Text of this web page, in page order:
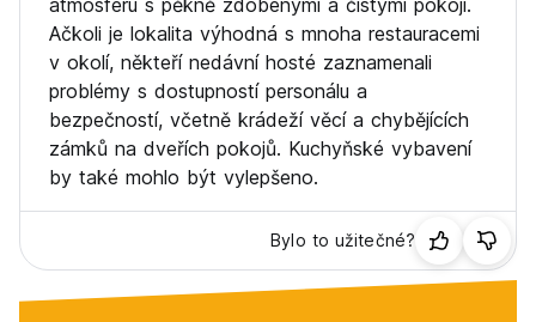
atmosféru s pěkně zdobenými a čistými pokoji.
Ačkoli je lokalita výhodná s mnoha restauracemi
v okolí, někteří nedávní hosté zaznamenali
problémy s dostupností personálu a
bezpečností, včetně krádeží věcí a chybějících
zámků na dveřích pokojů. Kuchyňské vybavení
by také mohlo být vylepšeno.
Bylo to užitečné?